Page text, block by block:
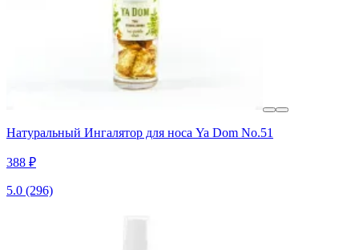
Натуральный Ингалятор для носа Ya Dom No.51
388 ₽
5.0 (296)